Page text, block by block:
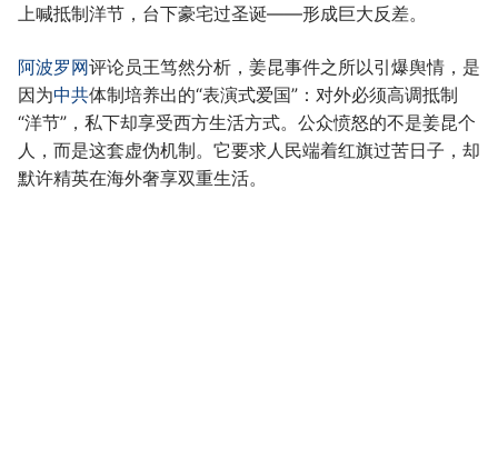
上喊抵制洋节，台下豪宅过圣诞——形成巨大反差。
阿波罗网评论员王笃然分析，姜昆事件之所以引爆舆情，是
因为中共体制培养出的“表演式爱国”：对外必须高调抵制
“洋节”，私下却享受西方生活方式。公众愤怒的不是姜昆个
人，而是这套虚伪机制。它要求人民端着红旗过苦日子，却
默许精英在海外奢享双重生活。